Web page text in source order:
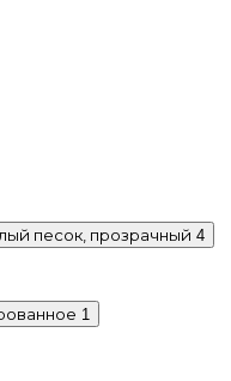
песок, прозрачный 4
1